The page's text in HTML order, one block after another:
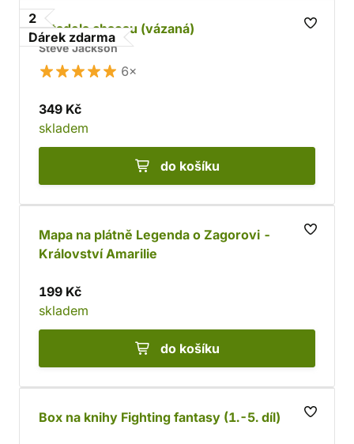
2
Dárek zdarma
Citadela chaosu (vázaná)
Steve Jackson
6×
349 Kč
skladem
do košíku
Mapa na plátně Legenda o Zagorovi -
Království Amarilie
199 Kč
skladem
do košíku
Box na knihy Fighting fantasy (1.-5. díl)